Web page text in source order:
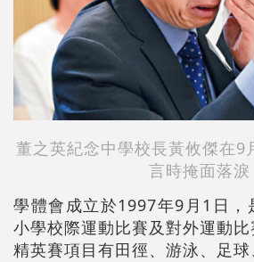
董之英紀念中學校長黃攸傑在9
言時掩面落淚
學體會成立於1997年9月1日，
小學校際運動比賽及對外運動
精英賽項目有田徑、游泳、足球